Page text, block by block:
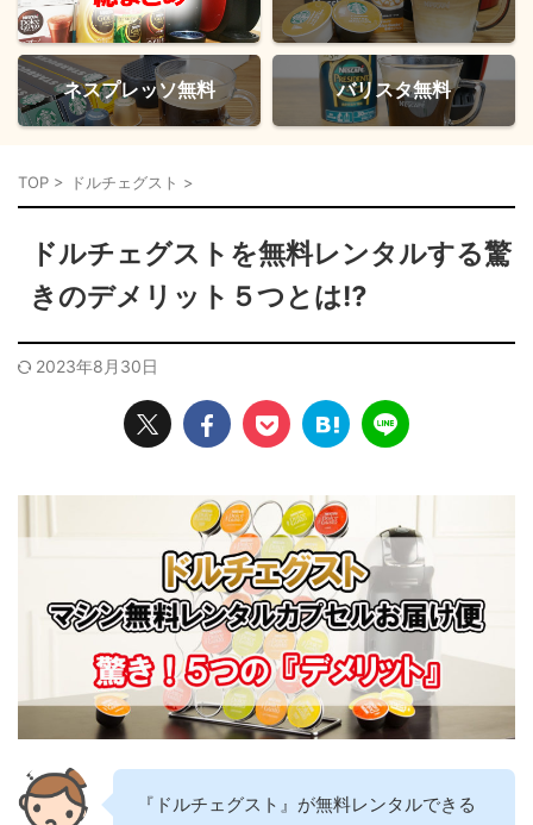
ネスプレッソ無料 バリスタ無料
TOP > ドルチェグスト >
ドルチェグストを無料レンタルする驚
きのデメリット５つとは⁉
2023年8月30日
『ドルチェグスト』が無料レンタルできる